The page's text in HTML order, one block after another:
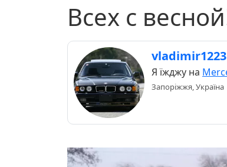
Всех с
vladimir1223
Я їжджу на
Запоріжжя, Україна